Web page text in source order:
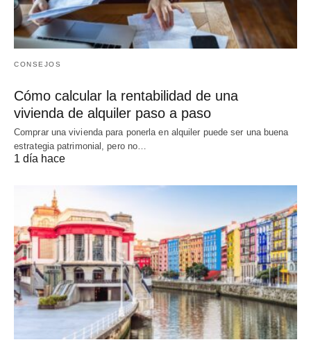
CONSEJOS
Cómo calcular la rentabilidad de una
vivienda de alquiler paso a paso
Comprar una vivienda para ponerla en alquiler puede ser una buena
estrategia patrimonial, pero no…
1 día hace